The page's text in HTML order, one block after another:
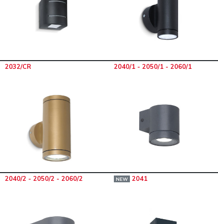
2032/CR 2040/1 - 2050/1 - 2060/1
2040/2 - 2050/2 - 2060/2 NEW 2041